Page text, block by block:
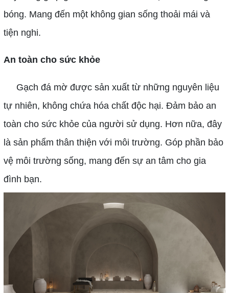
bóng. Mang đến một không gian sống thoải mái và
tiện nghi.
An toàn cho sức khỏe
Gạch đá mờ được sản xuất từ những nguyên liệu
tự nhiên, không chứa hóa chất độc hại. Đảm bảo an
toàn cho sức khỏe của người sử dụng. Hơn nữa, đây
là sản phẩm thân thiện với môi trường. Góp phần bảo
vệ môi trường sống, mang đến sự an tâm cho gia
đình bạn.